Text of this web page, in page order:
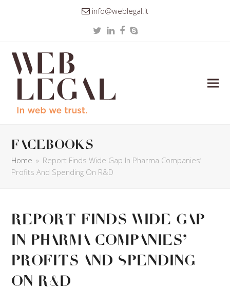
info@weblegal.it
TwitterLinkedIn
Facebook
Skype
facebooks
Home » Report Finds Wide Gap In Pharma Companies’
Profits And Spending On R&D
Report Finds Wide Gap
In Pharma Companies’
Profits And Spending
On R&D